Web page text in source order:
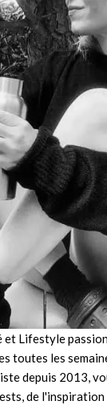
et Lifestyle
toutes les
depuis 2013,
de